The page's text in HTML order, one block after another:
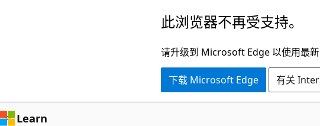
容
此浏览器不再受支持。
请升级到 Microsoft Edge 以使用最新
下载 Microsoft Edge 有关
Learn